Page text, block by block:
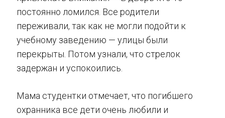
постоянно ломился. Все родители
переживали, так как не могли подойти к
учебному заведению — улицы были
перекрыты. Потом узнали, что стрелок
задержан и успокоились.
Мама студентки отмечает, что погибшего
охранника все дети очень любили и